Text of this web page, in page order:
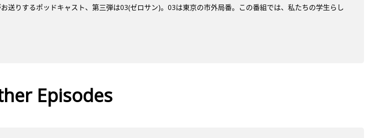
送りするポッドキャスト、第三弾は03(ゼロサン)。03は東京の市外局番。この番組では、私たちの学生らし
Episodes